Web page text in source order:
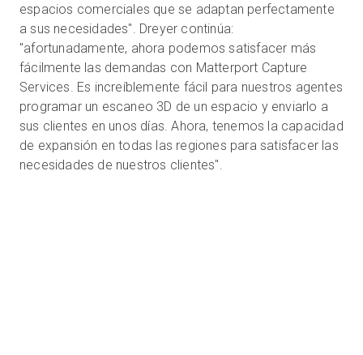
espacios comerciales que se adaptan perfectamente
a sus necesidades". Dreyer continúa:
"afortunadamente, ahora podemos satisfacer más
fácilmente las demandas con Matterport Capture
Services. Es increíblemente fácil para nuestros agentes
programar un escaneo 3D de un espacio y enviarlo a
sus clientes en unos días. Ahora, tenemos la capacidad
de expansión en todas las regiones para satisfacer las
necesidades de nuestros clientes".